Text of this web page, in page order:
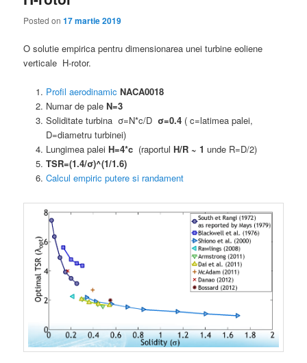
Posted on17 martie 2019
O solutie empirica pentru dimensionarea unei turbine eoliene
verticale H-rotor.
Profil aerodinamic NACA0018
Numar de pale N=3
Soliditate turbina σ=N*c/D σ=0.4( c=latimea palei,
D=diametru turbinei)
Lungimea palei H=4*c (raportul H/R ~ 1 unde R=D/2)
TSR=(1.4/σ)^(1/1.6)
Calcul empiric putere si randament